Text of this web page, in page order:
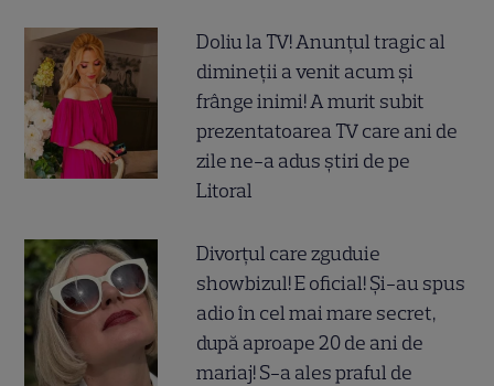
Doliu la TV! Anunțul tragic al
dimineții a venit acum și
frânge inimi! A murit subit
prezentatoarea TV care ani de
zile ne-a adus știri de pe
Litoral
Divorțul care zguduie
showbizul! E oficial! Și-au spus
adio în cel mai mare secret,
după aproape 20 de ani de
mariaj! S-a ales praful de